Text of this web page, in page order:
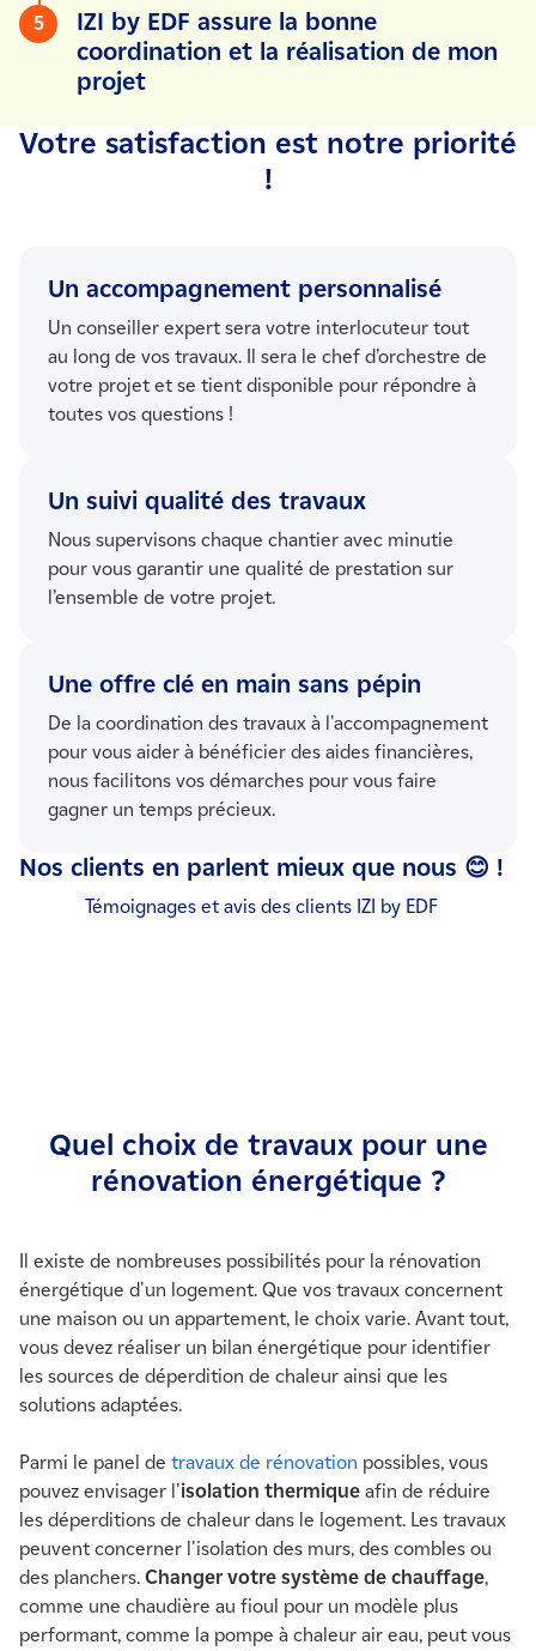
5
IZI by EDF assure la bonne
coordination et la réalisation de mon
projet
Votre satisfaction est notre priorité
!
Un accompagnement personnalisé
Un conseiller expert sera votre interlocuteur tout
au long de vos travaux. Il sera le chef d’orchestre de
votre projet et se tient disponible pour répondre à
toutes vos questions !
Un suivi qualité des travaux
Nous supervisons chaque chantier avec minutie
pour vous garantir une qualité de prestation sur
l’ensemble de votre projet.
Une offre clé en main sans pépin
De la coordination des travaux à l'accompagnement
pour vous aider à bénéficier des aides financières,
nous facilitons vos démarches pour vous faire
gagner un temps précieux.
Nos clients en parlent mieux que nous 😊 !
Témoignages et avis des clients IZI by EDF
Quel choix de travaux pour une
rénovation énergétique ?
Il existe de nombreuses possibilités pour la rénovation
énergétique d'un logement. Que vos travaux concernent
une maison ou un appartement, le choix varie. Avant tout,
vous devez réaliser un bilan énergétique pour identifier
les sources de déperdition de chaleur ainsi que les
solutions adaptées.
Parmi le panel de travaux de rénovation possibles, vous
pouvez envisager l'isolation thermique afin de réduire
les déperditions de chaleur dans le logement. Les travaux
peuvent concerner l'isolation des murs, des combles ou
des planchers. Changer votre système de chauffage,
comme une chaudière au fioul pour un modèle plus
performant, comme la pompe à chaleur air eau, peut vous